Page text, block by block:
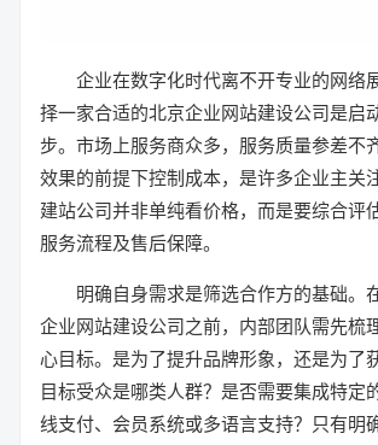
企业在数字化时代离不开专业的网络
择一家合适的北京企业网站建设公司是启
步。市场上服务商众多，服务质量参差不
效果的前提下控制成本，是许多企业主关
建站公司并非单纯看价格，而是要综合评
服务流程及售后保障。
明确自身需求是筛选合作方的基础。
企业网站建设公司之前，内部团队需先梳
心目标。是为了提升品牌形象，还是为了
目标受众是哪类人群？是否需要集成特定
线支付、会员系统或多语言支持？只有明